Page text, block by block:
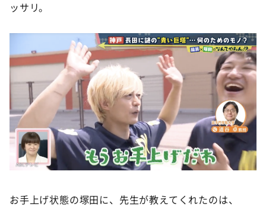
ッサリ。
お手上げ状態の塚田に、先生が教えてくれたのは、